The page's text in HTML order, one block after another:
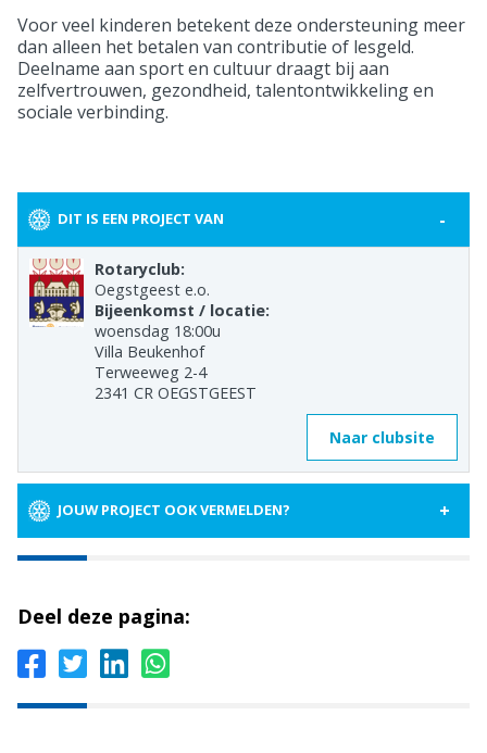
Voor veel kinderen betekent deze ondersteuning meer
dan alleen het betalen van contributie of lesgeld.
Deelname aan sport en cultuur draagt bij aan
zelfvertrouwen, gezondheid, talentontwikkeling en
sociale verbinding.
DIT IS EEN PROJECT VAN -
Rotaryclub:
Oegstgeest e.o.
Bijeenkomst / locatie:
woensdag 18:00u
Villa Beukenhof
Terweeweg 2-4
2341 CR OEGSTGEEST
Naar clubsite
JOUW PROJECT OOK VERMELDEN? +
Deel deze pagina: